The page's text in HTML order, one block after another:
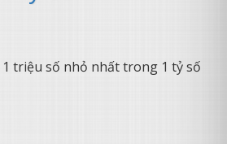
triệu số nhỏ nhất trong 1 tỷ số